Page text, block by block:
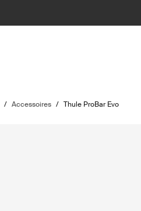
/ Accessoires / Thule ProBar Evo